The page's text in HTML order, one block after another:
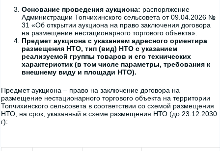
Основание проведения аукциона: распоряжение
Администрации Топчихинского сельсовета от 09.04.2026 №
31 «Об открытии аукциона на право заключения договора
на размещение нестационарного торгового объекта».
Предмет аукциона с указанием адресного ориентира
размещения НТО, тип (вид) НТО с указанием
реализуемой группы товаров и его технических
характеристик (в том числе параметры, требования к
внешнему виду и площади НТО).
Предмет аукциона – право на заключение договора на
размещение нестационарного торгового объекта на территории
Топчихинского сельсовета в соответствии со схемой размещения
НТО, на срок, указанный в схеме размещения НТО (до 23.12.2030
г):